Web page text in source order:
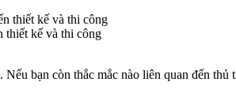
thiết kế và thi công
. Nếu bạn còn thắc mắc nào liên quan đến